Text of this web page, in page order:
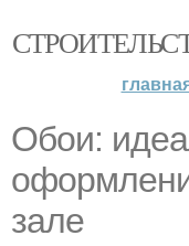
Обои:
зале